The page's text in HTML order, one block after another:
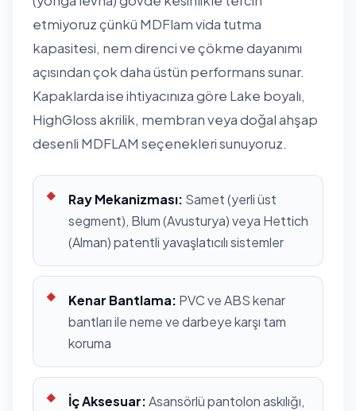
etmiyoruz çünkü MDFlam vida tutma
kapasitesi, nem direnci ve çökme dayanımı
açısından çok daha üstün performans sunar.
Kapaklarda ise ihtiyacınıza göre Lake boyalı,
HighGloss akrilik, membran veya doğal ahşap
desenli MDFLAM seçenekleri sunuyoruz.
Ray Mekanizması: Samet (yerli üst
segment), Blum (Avusturya) veya Hettich
(Alman) patentli yavaşlatıcılı sistemler
Kenar Bantlama: PVC ve ABS kenar
bantları ile neme ve darbeye karşı tam
koruma
İç Aksesuar:Asansörlü pantolon askılığı,